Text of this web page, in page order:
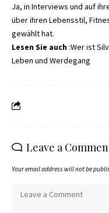
Ja, in Interviews und auf
über ihren Lebensstil,
gewählt hat.
Lesen Sie auch :Wer ist
Leben und Werdegang
Leave a
Your email address will not be